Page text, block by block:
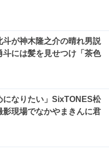
が神木隆之介の晴れ男説
斗には髪を見せつけ「茶色
になりたい」SixTONES松
影現場でなかやまきんに君